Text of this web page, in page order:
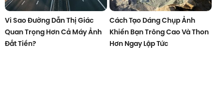
Vì Sao Đường Dẫn Thị Giác
Quan Trọng Hơn Cả Máy Ảnh
Đắt Tiền?
Cách Tạo Dáng Chụp Ảnh
Khiến Bạn Trông Cao Và Thon
Hơn Ngay Lập Tức